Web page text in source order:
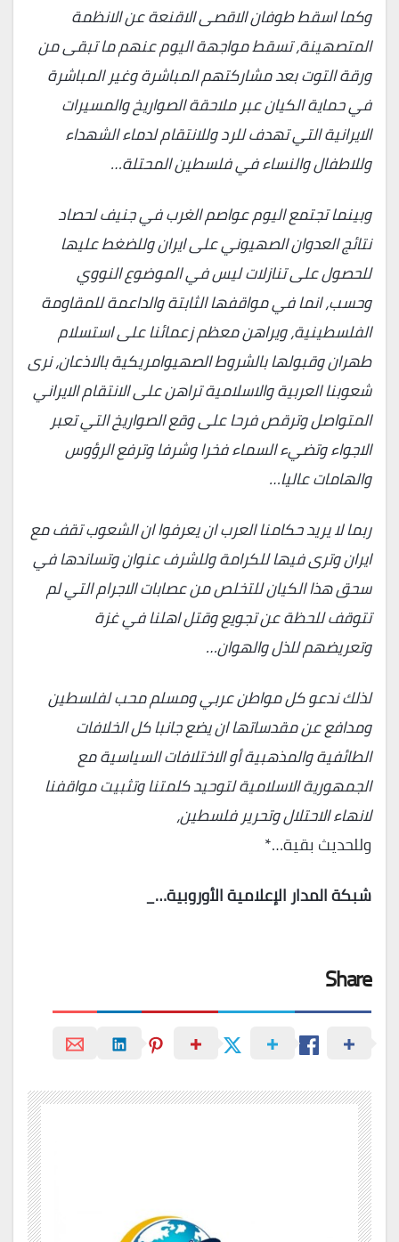
وكما اسقط طوفان الاقصى الاقنعة عن الانظمة
المتصهينة، تسقط مواجهة اليوم عنهم ما تبقى من
ورقة التوت بعد مشاركتهم المباشرة وغير المباشرة
في حماية الكيان عبر ملاحقة الصواريخ والمسيرات
الايرانية التي تهدف للرد وللانتقام لدماء الشهداء
وللاطفال والنساء في فلسطين المحتلة…
وبينما تجتمع اليوم عواصم الغرب في جنيف لحصاد
نتائج العدوان الصهيوني على ايران وللضغط عليها
للحصول على تنازلات ليس في الموضوع النووي
وحسب، انما في مواقفها الثابتة والداعمة للمقاومة
الفلسطينية، ويراهن معظم زعمائنا على استسلام
طهران وقبولها بالشروط الصهيوامريكية بالاذعان، نرى
شعوبنا العربية والاسلامية تراهن على الانتقام الايراني
المتواصل وترقص فرحا على وقع الصواريخ التي تعبر
الاجواء وتضيء السماء فخرا وشرفا وترفع الرؤوس
والهامات عاليا…
ربما لا يريد حكامنا العرب ان يعرفوا ان الشعوب تقف مع
ايران وترى فيها للكرامة وللشرف عنوان وتساندها في
سحق هذا الكيان للتخلص من عصابات الاجرام التي لم
تتوقف للحظة عن تجويع وقتل اهلنا في غزة
وتعريضهم للذل والهوان…
لذلك ندعو كل مواطن عربي ومسلم محب لفلسطين
ومدافع عن مقدساتها ان يضع جانبا كل الخلافات
الطائفية والمذهبية أو الاختلافات السياسية مع
الجمهورية الاسلامية لتوحيد كلمتنا وتثبيت مواقفنا
لانهاء الاحتلال وتحرير فلسطين،
وللحديث بقية…*
شبكة المدار الإعلامية الأوروبية…_
Share